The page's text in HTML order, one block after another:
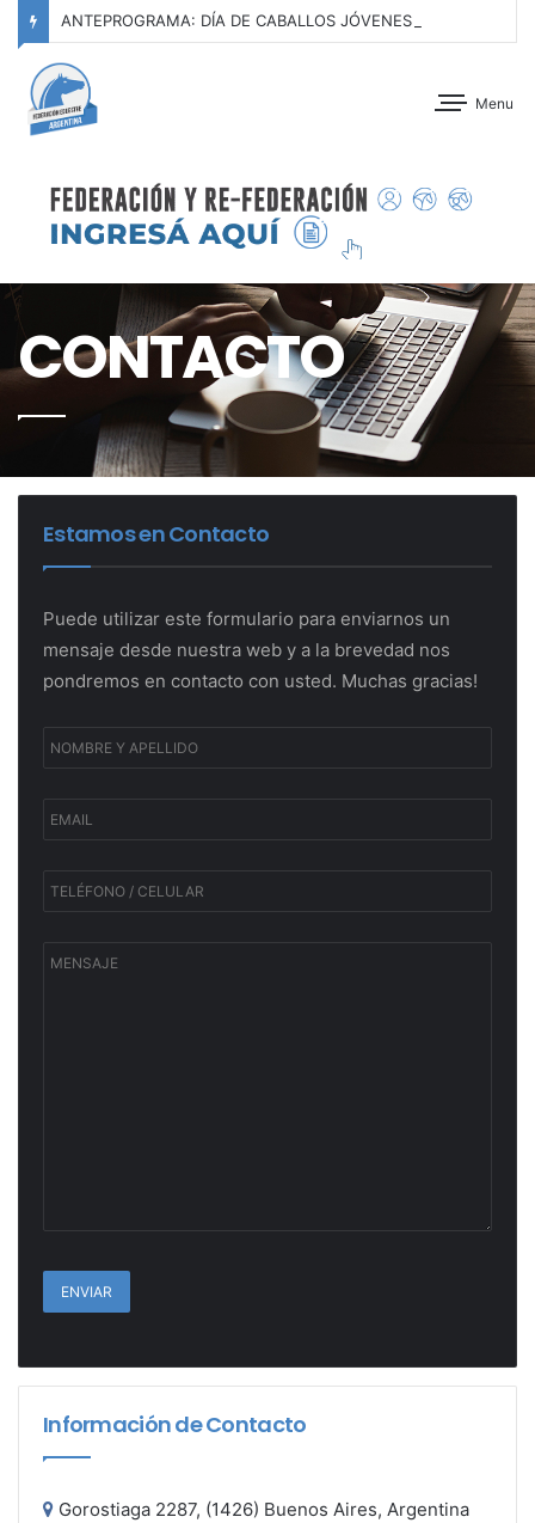
Menu
CONTACTO
Estamos en Contacto
Puede utilizar este formulario para enviarnos un
mensaje desde nuestra web y a la brevedad nos
pondremos en contacto con usted. Muchas gracias!
Información de Contacto
Gorostiaga 2287, (1426) Buenos Aires, Argentina